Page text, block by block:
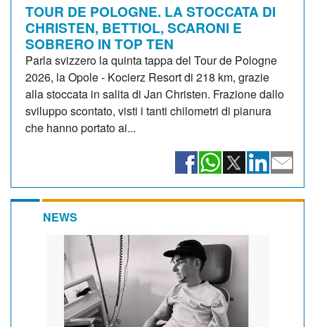
TOUR DE POLOGNE. LA STOCCATA DI
CHRISTEN, BETTIOL, SCARONI E
SOBRERO IN TOP TEN
Parla svizzero la quinta tappa del Tour de Pologne
2026, la Opole - Kocierz Resort di 218 km, grazie
alla stoccata in salita di Jan Christen. Frazione dallo
sviluppo scontato, visti i tanti chilometri di pianura
che hanno portato ai...
NEWS